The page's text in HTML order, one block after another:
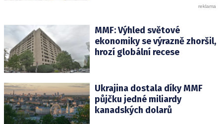
MMF: Výhled světové
ekonomiky se výrazně zhoršil,
hrozí globální recese
Ukrajina dostala díky MMF
půjčku jedné miliardy
kanadských dolarů